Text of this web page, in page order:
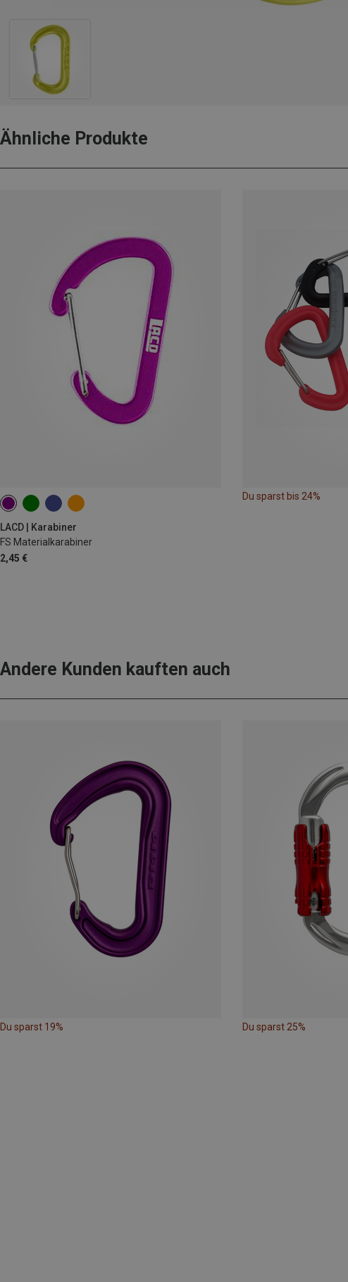
Ähnliche Produkte
LACD | Karabiner
FS Materialkarabiner
2,45 €
Du sparst bis 24%
Andere Kunden kauften auch
Du sparst 19% Du sparst 25%